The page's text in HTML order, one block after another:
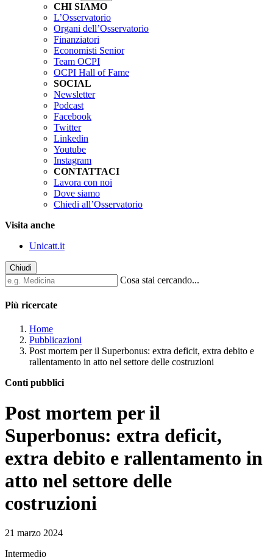
CHI SIAMO
L’Osservatorio
Organi dell’Osservatorio
Finanziatori
Economisti Senior
Team OCPI
OCPI Hall of Fame
SOCIAL
Newsletter
Podcast
Facebook
Twitter
Linkedin
Youtube
Instagram
CONTATTACI
Lavora con noi
Dove siamo
Chiedi all’Osservatorio
Visita anche
Unicatt.it
Chiudi
Cosa stai cercando...
Più ricercate
Home
Pubblicazioni
Post mortem per il Superbonus: extra deficit, extra debito e
rallentamento in atto nel settore delle costruzioni
Conti pubblici
Post mortem per il
Superbonus: extra deficit,
extra debito e rallentamento in
atto nel settore delle
costruzioni
21 marzo 2024
Intermedio